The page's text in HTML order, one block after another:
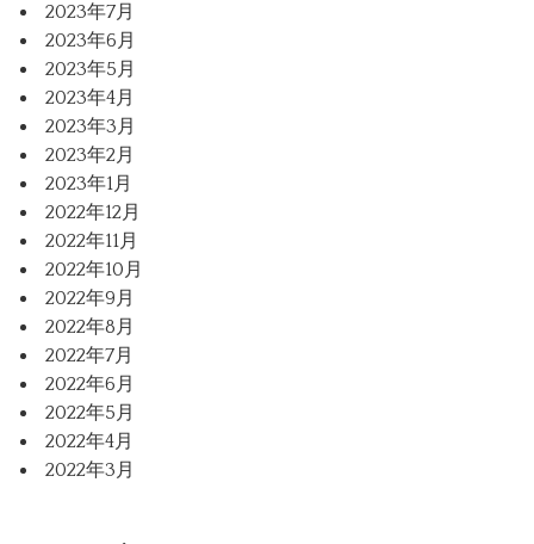
2023年7月
2023年6月
2023年5月
2023年4月
2023年3月
2023年2月
2023年1月
2022年12月
2022年11月
2022年10月
2022年9月
2022年8月
2022年7月
2022年6月
2022年5月
2022年4月
2022年3月